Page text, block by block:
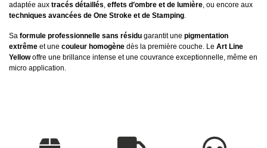
adaptée aux tracés détaillés, effets d’ombre et de lumière, ou encore aux
techniques avancées de One Stroke et de Stamping.
Sa formule professionnelle sans résidu garantit une pigmentation
extrême et une couleur homogène dès la première couche. Le Art Line
Yellowoffre une brillance intense et une couvrance exceptionnelle, même en
micro application.